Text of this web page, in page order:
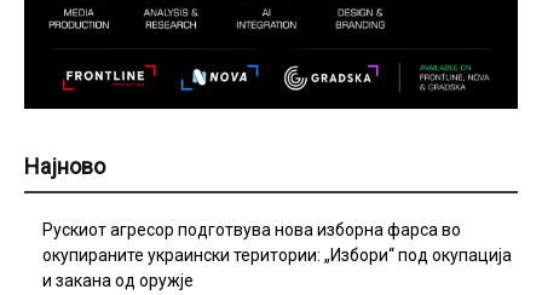
Најново
Рускиот агресор подготвува нова изборна фарса во
окупираните украински територии: „Избори“ под окупација
и закана од оружје